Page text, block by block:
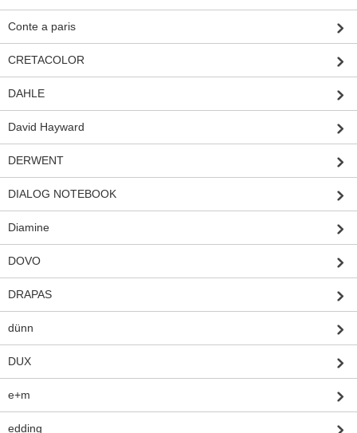
Conte a paris
CRETACOLOR
DAHLE
David Hayward
DERWENT
DIALOG NOTEBOOK
Diamine
DOVO
DRAPAS
dünn
DUX
e+m
edding